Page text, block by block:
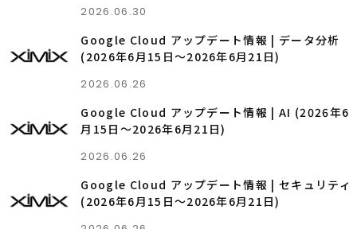
2026.06.30
Google Cloud アップデート情報 | データ分析
(2026年6月15日〜2026年6月21日)
2026.06.26
Google Cloud アップデート情報 | AI (2026年6
月15日〜2026年6月21日)
2026.06.26
Google Cloud アップデート情報 | セキュリティ
(2026年6月15日〜2026年6月21日)